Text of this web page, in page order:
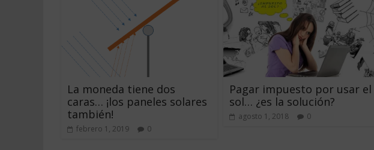
La moneda tiene dos
caras… ¡los paneles solares
también!
febrero 1, 2019 0
Pagar impuesto por usar el
sol… ¿es la solución?
agosto 1, 2018 0